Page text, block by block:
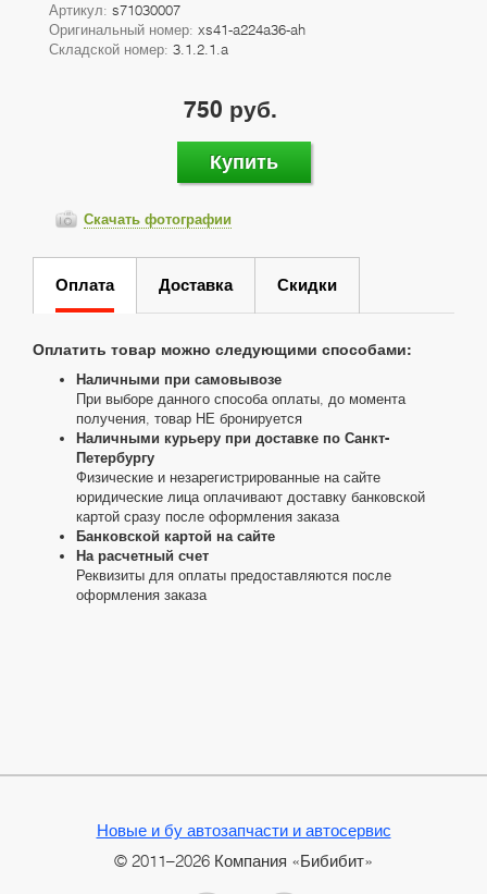
Артикул: s71030007
Оригинальный номер: xs41-a224a36-ah
Складской номер: 3.1.2.1.a
750 руб.
Купить
Скачать фотографии
Оплата Доставка Скидки
Оплатить товар можно следующими способами:
Наличными при самовывозе
При выборе данного способа оплаты, до момента
получения, товар НЕ бронируется
Наличными курьеру при доставке по Санкт-
Петербургу
Физические и незарегистрированные на сайте
юридические лица оплачивают доставку банковской
картой сразу после оформления заказа
Банковской картой на сайте
На расчетный счет
Реквизиты для оплаты предоставляются после
оформления заказа
Новые и бу автозапчасти и автосервис
© 2011–2026 Компания «Бибибит»